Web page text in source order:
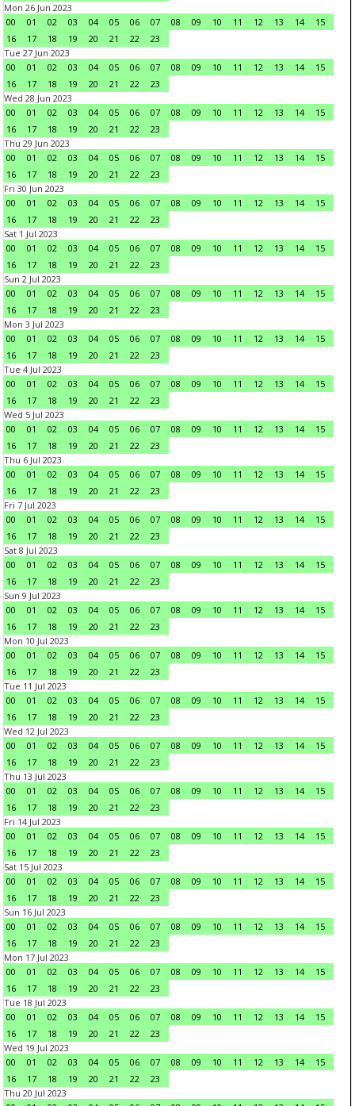
Mon 26 Jun 2023
00
01 02 03 04 05 06 07 08 09 10 11 12 13 14
15
16
17 18 19 20 21 22
23
Tue 27 Jun 2023
00
01 02 03 04 05 06 07 08 09 10 11 12 13 14
15
16
17 18 19 20 21 22
23
Wed 28 Jun 2023
00
01 02 03 04 05 06 07 08 09 10 11 12 13 14
15
16
17 18 19 20 21 22
23
Thu 29 Jun 2023
00
01 02 03 04 05 06 07 08 09 10 11 12 13 14
15
16
17 18 19 20 21 22
23
Fri 30 Jun 2023
00
01 02 03 04 05 06 07 08 09 10 11 12 13 14
15
16
17 18 19 20 21 22
23
Sat 1 Jul 2023
00
01 02 03 04 05 06 07 08 09 10 11 12 13 14
15
16
17 18 19 20 21 22
23
Sun 2 Jul 2023
00
01 02 03 04 05 06 07 08 09 10 11 12 13 14
15
16
17 18 19 20 21 22
23
Mon 3 Jul 2023
00
01 02 03 04 05 06 07 08 09 10 11 12 13 14
15
16
17 18 19 20 21 22
23
Tue 4 Jul 2023
00
01 02 03 04 05 06 07 08 09 10 11 12 13 14
15
16
17 18 19 20 21 22
23
Wed 5 Jul 2023
00
01 02 03 04 05 06 07 08 09 10 11 12 13 14
15
16
17 18 19 20 21 22
23
Thu 6 Jul 2023
00
01 02 03 04 05 06 07 08 09 10 11 12 13 14
15
16
17 18 19 20 21 22
23
Fri 7 Jul 2023
00
01 02 03 04 05 06 07 08 09 10 11 12 13 14
15
16
17 18 19 20 21 22
23
Sat 8 Jul 2023
00
01 02 03 04 05 06 07 08 09 10 11 12 13 14
15
16
17 18 19 20 21 22
23
Sun 9 Jul 2023
00
01 02 03 04 05 06 07 08 09 10 11 12 13 14
15
16
17 18 19 20 21 22
23
Mon 10 Jul 2023
00
01 02 03 04 05 06 07 08 09 10 11 12 13 14
15
16
17 18 19 20 21 22
23
Tue 11 Jul 2023
00
01 02 03 04 05 06 07 08 09 10 11 12 13 14
15
16
17 18 19 20 21 22
23
Wed 12 Jul 2023
00
01 02 03 04 05 06 07 08 09 10 11 12 13 14
15
16
17 18 19 20 21 22
23
Thu 13 Jul 2023
00
01 02 03 04 05 06 07 08 09 10 11 12 13 14
15
16
17 18 19 20 21 22
23
Fri 14 Jul 2023
00
01 02 03 04 05 06 07 08 09 10 11 12 13 14
15
16
17 18 19 20 21 22
23
Sat 15 Jul 2023
00
01 02 03 04 05 06 07 08 09 10 11 12 13 14
15
16
17 18 19 20 21 22
23
Sun 16 Jul 2023
00
01 02 03 04 05 06 07 08 09 10 11 12 13 14
15
16
17 18 19 20 21 22
23
Mon 17 Jul 2023
00
01 02 03 04 05 06 07 08 09 10 11 12 13 14
15
16
17 18 19 20 21 22
23
Tue 18 Jul 2023
00
01 02 03 04 05 06 07 08 09 10 11 12 13 14
15
16
17 18 19 20 21 22
23
Wed 19 Jul 2023
00
01 02 03 04 05 06 07 08 09 10 11 12 13 14
15
16
17 18 19 20 21 22
23
Thu 20 Jul 2023